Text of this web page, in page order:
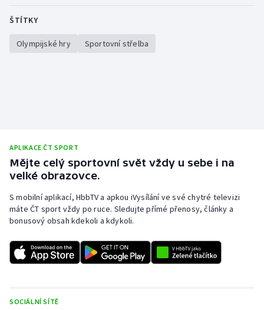
Vodní slalom
ŠTÍTKY
Olympijské hry Sportovní střelba
APLIKACE ČT SPORT
Mějte celý sportovní svět vždy u sebe i na
velké obrazovce.
S mobilní aplikací, HbbTV a apkou iVysílání ve své chytré televizi
máte ČT sport vždy po ruce. Sledujte přímé přenosy, články a
bonusový obsah kdekoli a kdykoli.
SOCIÁLNÍ SÍTĚ